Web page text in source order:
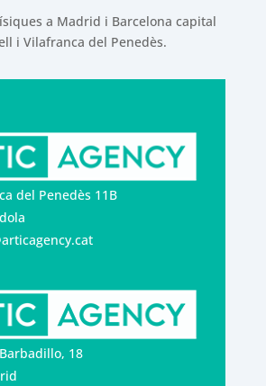
a Madrid i Barcelona capital
i Vilafranca del Penedès.
del Penedès 11B
18